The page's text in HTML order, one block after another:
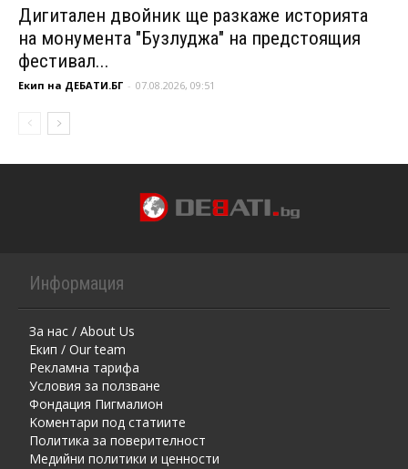
Дигитален двойник ще разкаже историята
на монумента "Бузлуджа" на предстоящия
фестивал...
Екип на ДЕБАТИ.БГ - 07.08.2026, 09:51
Информация
За нас / About Us
Екип / Our team
Рекламна тарифа
Условия за ползване
Фондация Пигмалион
Kоментaри под статиите
Политика за поверителност
Медийни политики и ценности